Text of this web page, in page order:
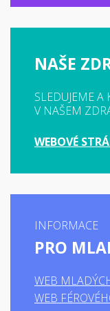
NAŠE
SLEDUJEME A
V NAŠEM
WEBOVÉ
INFORMACE
PRO
WEB
WEB